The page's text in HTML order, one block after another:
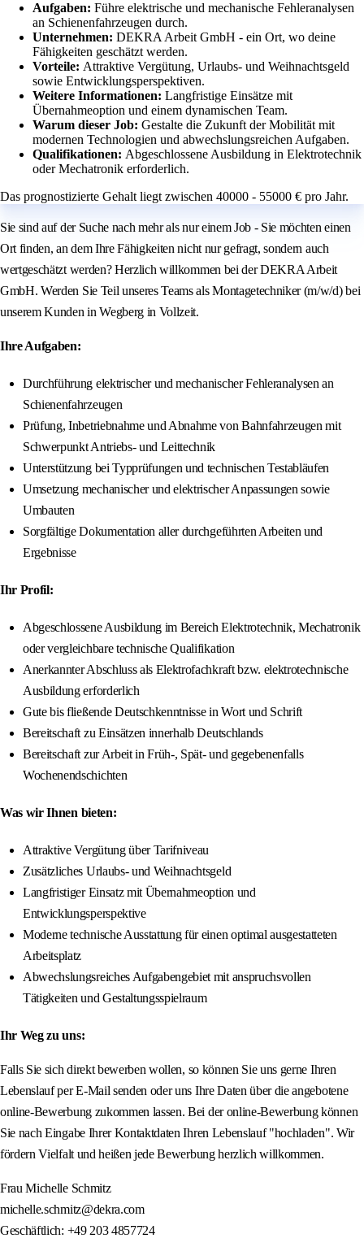
Aufgaben: Führe elektrische und mechanische Fehleranalysen
an Schienenfahrzeugen durch.
Unternehmen: DEKRA Arbeit GmbH - ein Ort, wo deine
Fähigkeiten geschätzt werden.
Vorteile: Attraktive Vergütung, Urlaubs- und Weihnachtsgeld
sowie Entwicklungsperspektiven.
Weitere Informationen: Langfristige Einsätze mit
Übernahmeoption und einem dynamischen Team.
Warum dieser Job: Gestalte die Zukunft der Mobilität mit
modernen Technologien und abwechslungsreichen Aufgaben.
Qualifikationen: Abgeschlossene Ausbildung in Elektrotechnik
oder Mechatronik erforderlich.
Das prognostizierte Gehalt liegt zwischen 40000 - 55000 € pro Jahr.
Sie sind auf der Suche nach mehr als nur einem Job - Sie möchten einen
Ort finden, an dem Ihre Fähigkeiten nicht nur gefragt, sondern auch
wertgeschätzt werden? Herzlich willkommen bei der DEKRA Arbeit
GmbH. Werden Sie Teil unseres Teams als Montagetechniker (m/w/d) bei
unserem Kunden in Wegberg in Vollzeit.
Ihre Aufgaben:
Durchführung elektrischer und mechanischer Fehleranalysen an
Schienenfahrzeugen
Prüfung, Inbetriebnahme und Abnahme von Bahnfahrzeugen mit
Schwerpunkt Antriebs- und Leittechnik
Unterstützung bei Typprüfungen und technischen Testabläufen
Umsetzung mechanischer und elektrischer Anpassungen sowie
Umbauten
Sorgfältige Dokumentation aller durchgeführten Arbeiten und
Ergebnisse
Ihr Profil:
Abgeschlossene Ausbildung im Bereich Elektrotechnik, Mechatronik
oder vergleichbare technische Qualifikation
Anerkannter Abschluss als Elektrofachkraft bzw. elektrotechnische
Ausbildung erforderlich
Gute bis fließende Deutschkenntnisse in Wort und Schrift
Bereitschaft zu Einsätzen innerhalb Deutschlands
Bereitschaft zur Arbeit in Früh-, Spät- und gegebenenfalls
Wochenendschichten
Was wir Ihnen bieten:
Attraktive Vergütung über Tarifniveau
Zusätzliches Urlaubs- und Weihnachtsgeld
Langfristiger Einsatz mit Übernahmeoption und
Entwicklungsperspektive
Moderne technische Ausstattung für einen optimal ausgestatteten
Arbeitsplatz
Abwechslungsreiches Aufgabengebiet mit anspruchsvollen
Tätigkeiten und Gestaltungsspielraum
Ihr Weg zu uns:
Falls Sie sich direkt bewerben wollen, so können Sie uns gerne Ihren
Lebenslauf per E-Mail senden oder uns Ihre Daten über die angebotene
online-Bewerbung zukommen lassen. Bei der online-Bewerbung können
Sie nach Eingabe Ihrer Kontaktdaten Ihren Lebenslauf "hochladen". Wir
fördern Vielfalt und heißen jede Bewerbung herzlich willkommen.
Frau Michelle Schmitz
michelle.schmitz@dekra.com
Geschäftlich: +49 203 4857724